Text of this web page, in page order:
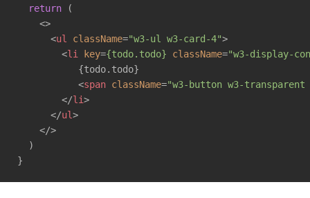
return (
<>
<ul className="w3-ul w3-card-4">
<li key={todo.todo} className="w3-display-
           {todo.todo}
<span className="w3-button w3-
</li>
</ul>
</>
  )
}